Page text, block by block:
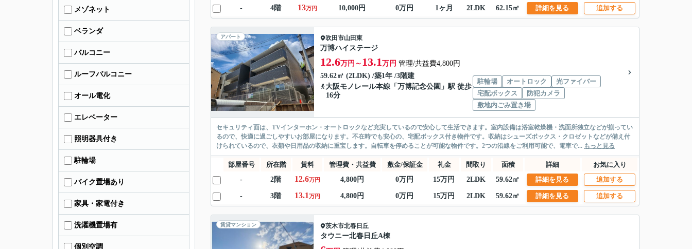
-
4階 13万円 10,000円 0万円 1ヶ月 2LDK 62.15㎡ 詳細を見る 追加する
アパート 吹田市山田東
万博ハイステージ
12.6万円～ 13.1万円 管理/共益費4,800円
59.62㎡ (2LDK) /築1年 /3階建
大阪モノレール本線 「 万博記念公園 」駅 徒歩
16分
駐輪場 オートロック
光ファイバー
宅配ボックス
防犯カメラ
敷地内ごみ置き場
セキュリティ面は、TVインターホン・オートロックなど充実しているので安心して生活できます。室内設備は浴室乾燥機・洗面所独立などが揃ってい
るので、快適に過ごしやすいお部屋になります。不在時でも安心の、宅配ボックス付き物件です。収納はシューズボックス・クロゼットなどが備え付
けられているので、衣類や日用品の収納に重宝します。自転車を停めることが可能な物件です。2つの沿線をご利用可能で、電車で... もっと見る
部屋番号 所在階 賃料 管理費・共益費 敷金/保証金 礼金 間取り 面積 詳細
お気に入り
-
2階 12.6万円 4,800円 0万円 15万円 2LDK 59.62㎡ 詳細を見る 追加する
- 3階 13.1万円 4,800円 0万円 15万円 2LDK 59.62㎡ 詳細を見る 追加する
賃貸マンション 茨木市北春日丘
タウニー北春日丘A棟
メゾネット
ベランダ
バルコニー
ルーフバルコニー
オール電化
エレベーター
照明器具付き
駐輪場
バイク置場あり
家具・家電付き
洗濯機置場有
個別空調